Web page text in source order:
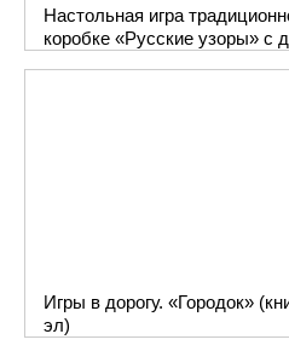
Настольная игра
коробке «Русские узоры» с
Игры в дорогу. «Городок»
эл)